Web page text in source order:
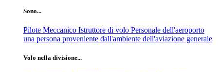
Sono...
Pilote Meccanico Istruttore di volo Personale dell'aeroporto
una persona proveniente dall'ambiente dell'aviazione generale
Volo nella divisione...